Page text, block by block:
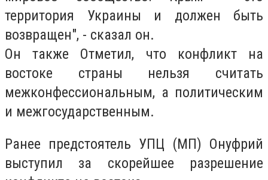
территория Украины и должен быть
возвращен", - сказал он.
Он также Отметил, что конфликт на
востоке страны нельзя считать
межконфессиональным, а политическим
и межгосударственным.
Ранее предстоятель УПЦ (МП) Онуфрий
выступил за скорейшее разрешение